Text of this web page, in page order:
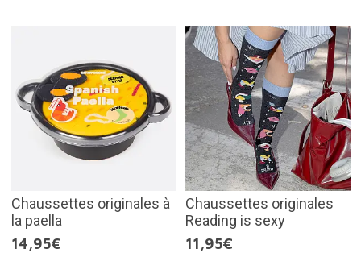
Chaussettes originales à
la paella
14,95€
Chaussettes originales
Reading is sexy
11,95€